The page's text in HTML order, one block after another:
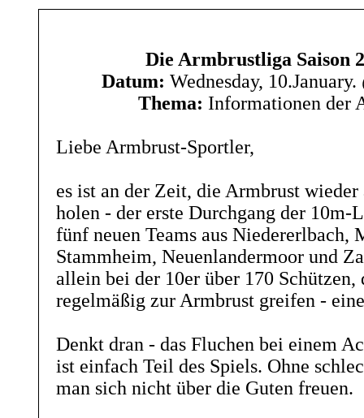
Die Armbrustliga Saison
Datum: Wednesday,
Thema: Informationen der
Liebe Armbrust-Sportler,
es ist an der Zeit, die Armbrust wieder
holen - der erste Durchgang der 10m-
fünf neuen Teams aus Niedererlbach,
Stammheim, Neuenlandermoor und
allein bei der 10er über 170
regelmäßig zur Armbrust greifen -
Denkt dran - das Fluchen bei einem
ist einfach Teil des Spiels. Ohne
man sich nicht über die Guten freuen.